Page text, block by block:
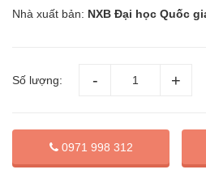
Nhà xuất bản: NXB Đại học Quốc
Số lượng:
0971 998 312